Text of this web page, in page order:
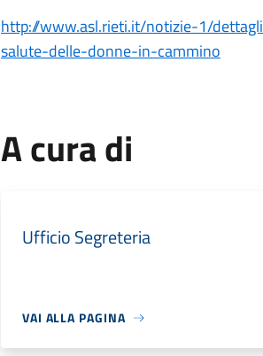
http://www.asl.rieti.it/notizie-1/
salute-delle-donne-in-cammino
A cura di
Ufficio Segreteria
VAI ALLA PAGINA